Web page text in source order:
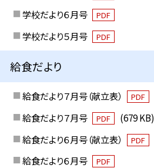
学校だより６月号
PDF
学校だより５月号 PDF
給食だより
給食だより７月号（献立表） PDF
給食だより７月号
PDF
(679 KB)
給食だより６月号（献立表）
PDF
給食だより６月号 PDF